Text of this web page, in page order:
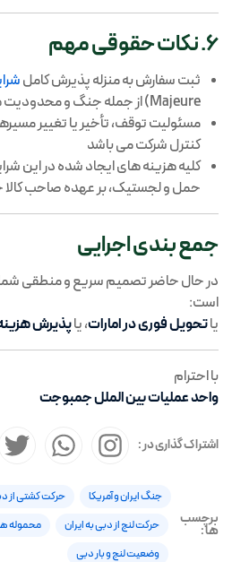
6. نکات حقوقی مهم
ثبت سفارش به منزله پذیرش کامل
Majeure) از جمله جنگ و محدودیت های بین المللی است
مسئولیت توقف، تأخیر یا تغییر
کنترل شرکت می باشد
کلیه هزینه های ایجاد شده در این
حمل و لجستیک، بر عهده صاحب کالا
جمع بندی اجرایی
در حال حاضر تصمیم سریع و منطقی شما
است:
یاتحویل فوری در امارات، یاپذیرش
با احترام
واحد عملیات بین الملل جمبوجت
اشتراک گذاری در :
برچسب
ها :
جنگ ایران و آمریکا
حرکت کشتی از
حرکت لنج از دبی به ایران
محموله
وضعیت لنج و بار دبی